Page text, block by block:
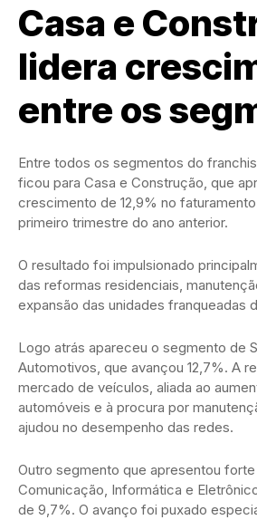
Casa e
lidera
entre os
Entre todos os segmentos do
ficou para Casa e Construção, que
crescimento de 12,9% no
primeiro trimestre do ano anterior.
O resultado foi impulsionado
das reformas residenciais,
expansão das unidades franqueadas
Logo atrás apareceu o segmento de
Automotivos, que avançou 12,7%. A
mercado de veículos, aliada ao
automóveis e à procura por
ajudou no desempenho das redes.
Outro segmento que apresentou
Comunicação, Informática e
de 9,7%. O avanço foi puxado